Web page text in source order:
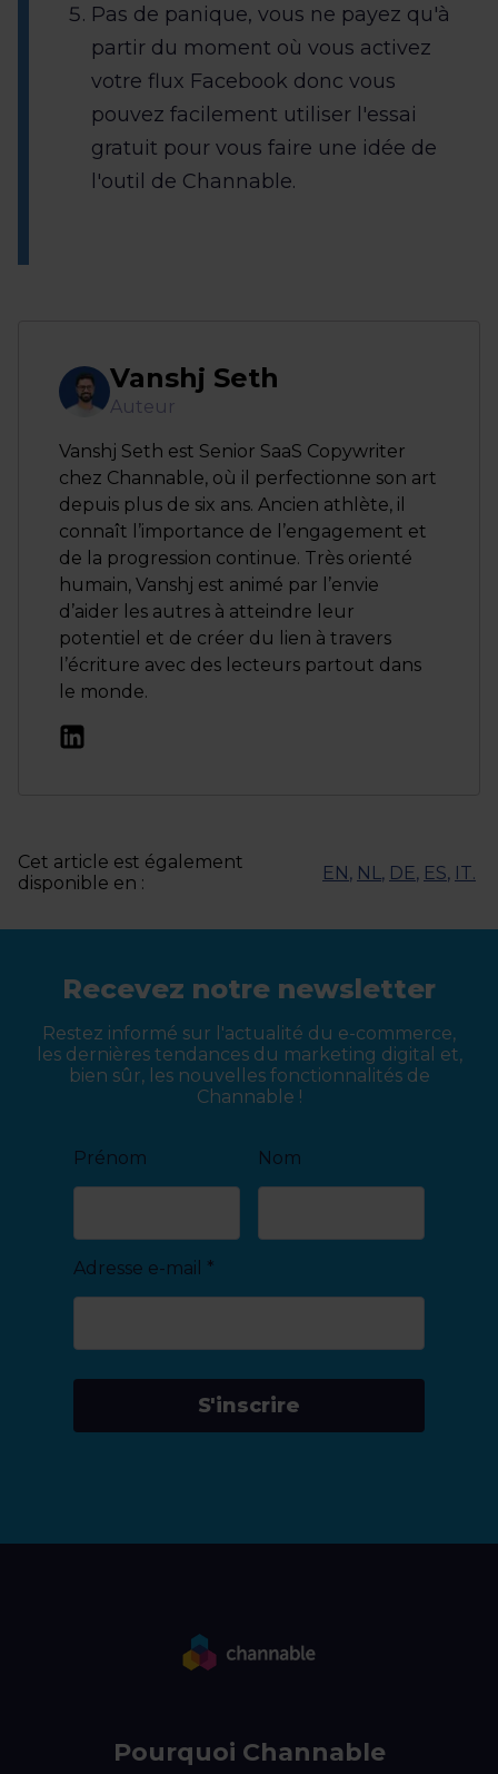
Pas de panique, vous ne payez qu'à
partir du moment où vous activez
votre flux Facebook donc vous
pouvez facilement utiliser l'essai
gratuit pour vous faire une idée de
l'outil de Channable.
Vanshj Seth
Auteur
Vanshj Seth est Senior SaaS Copywriter
chez Channable, où il perfectionne son art
depuis plus de six ans. Ancien athlète, il
connaît l’importance de l’engagement et
de la progression continue. Très orienté
humain, Vanshj est animé par l’envie
d’aider les autres à atteindre leur
potentiel et de créer du lien à travers
l’écriture avec des lecteurs partout dans
le monde.
Cet article est également
disponible en :
EN, NL , DE, ES, IT.
Recevez notre newsletter
Restez informé sur l'actualité du e-commerce,
les dernières tendances du marketing digital et,
bien sûr, les nouvelles fonctionnalités de
Channable !
Prénom Nom
Adresse e-mail *
S'inscrire
Pourquoi Channable